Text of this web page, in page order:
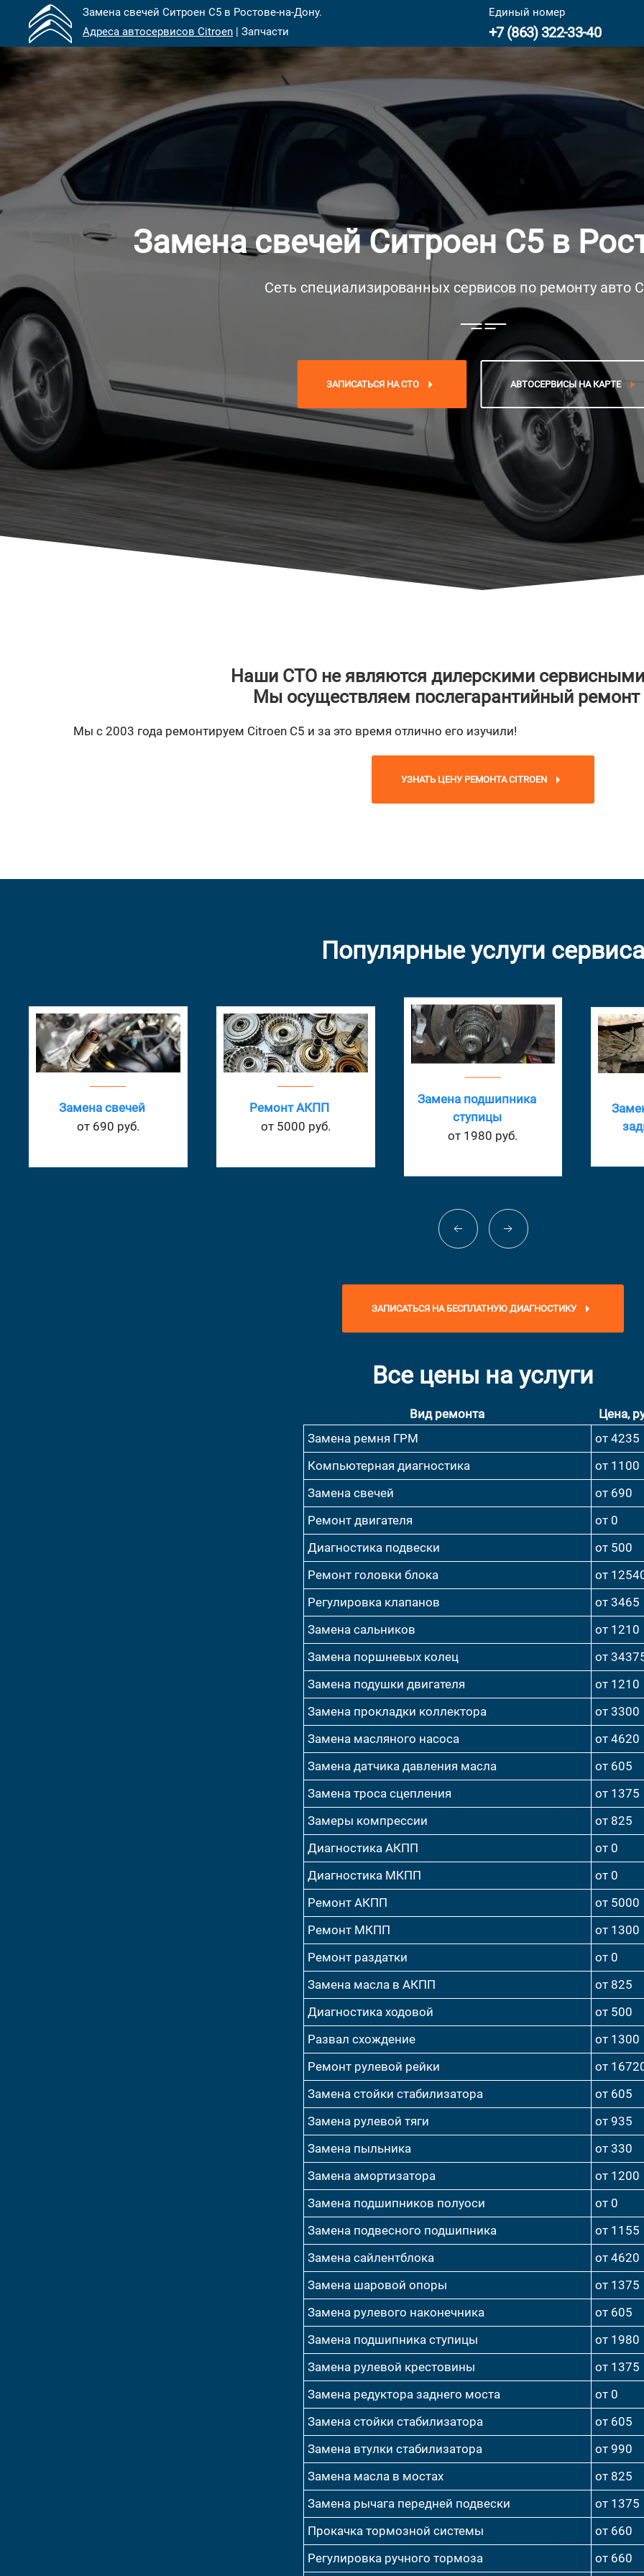
Замена свечей Ситроен С5 в Ростове-на-Дону.
Адреса автосервисов Citroen | Запчасти
Единый номер
+7 (863) 322-33-40
Замена свечей Ситроен С5 в
Сеть специализированных сервисов по ремонту авто
ЗАПИСАТЬСЯ НА СТО АВТОСЕРВИСЫ НА КАРТЕ
Наши СТО не являются дилерскими
Мы осуществляем послегарантийный ремонт
Мы с 2003 года ремонтируем Citroen C5 и за это время отлично его изучили!
УЗНАТЬ ЦЕНУ РЕМОНТА CITROEN
Популярные услуги
Ремонт АКПП
от 5000 руб.
ступицы
от 1980 руб.
Замена редуктора
заднего моста
ЗАПИСАТЬСЯ НА БЕСПЛАТНУЮ ДИАГНОСТИКУ
Все цены на услуги
Вид ремонта
Цена,
Замена ремня ГРМ
от 4235
Компьютерная диагностика
от 1100
Замена свечей
от 690
Ремонт двигателя
от 0
Диагностика подвески
от 500
Ремонт головки блока
от
Регулировка клапанов
от 3465
Замена сальников
от 1210
Замена поршневых колец
от
Замена подушки двигателя
от 1210
Замена прокладки коллектора
от 3300
Замена масляного насоса
от 4620
Замена датчика давления масла
от 605
Замена троса сцепления
от 1375
Замеры компрессии
от 825
Диагностика АКПП
от 0
Диагностика МКПП
от 0
Ремонт АКПП
от 5000
Ремонт МКПП
от 1300
Ремонт раздатки
от 0
Замена масла в АКПП
от 825
Диагностика ходовой
от 500
Развал схождение
от 1300
Ремонт рулевой рейки
от
Замена стойки стабилизатора
от 605
Замена рулевой тяги
от 935
Замена пыльника
от 330
Замена амортизатора
от 1200
Замена подшипников полуоси
от 0
Замена подвесного подшипника
от 1155
Замена сайлентблока
от 4620
Замена шаровой опоры
от 1375
Замена рулевого наконечника
от 605
Замена подшипника ступицы
от 1980
Замена рулевой крестовины
от 1375
Замена редуктора заднего моста
от 0
Замена стойки стабилизатора
от 605
Замена втулки стабилизатора
от 990
Замена масла в мостах
от 825
Замена рычага передней подвески
от 1375
Прокачка тормозной системы
от 660
Регулировка ручного тормоза
от 660